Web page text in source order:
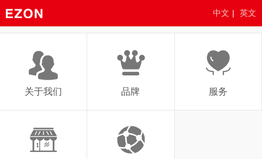
中文 | 英文
关于我们 品牌 服务